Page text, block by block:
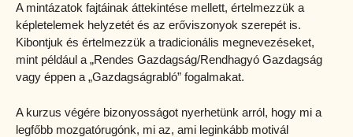
A mintázatok fajtáinak áttekintése mellett, értelmezzük a
képletelemek helyzetét és az erőviszonyok szerepét is.
Kibontjuk és értelmezzük a tradicionális megnevezéseket,
mint például a „Rendes Gazdagság/Rendhagyó Gazdagság
vagy éppen a „Gazdagságrabló” fogalmakat.
A kurzus végére bizonyosságot nyerhetünk arról, hogy mi a
legfőbb mozgatórugónk, mi az, ami leginkább motivál